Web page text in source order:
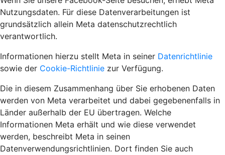
Nutzungsdaten. Für diese Datenverarbeitungen ist
grundsätzlich allein Meta datenschutzrechtlich
verantwortlich.
Informationen hierzu stellt Meta in seiner Datenrichtlinie
sowie der Cookie-Richtlinie zur Verfügung.
Die in diesem Zusammenhang über Sie erhobenen Daten
werden von Meta verarbeitet und dabei gegebenenfalls in
Länder außerhalb der EU übertragen. Welche
Informationen Meta erhält und wie diese verwendet
werden, beschreibt Meta in seinen
Datenverwendungsrichtlinien. Dort finden Sie auch